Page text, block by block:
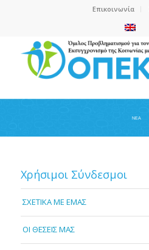
Επικοινωνία
NEA
Χρήσιμοι Σύνδεσμοι
ΣΧΕΤΙΚΑ ΜΕ ΕΜΑΣ
OI ΘΕΣΕΙΣ ΜΑΣ